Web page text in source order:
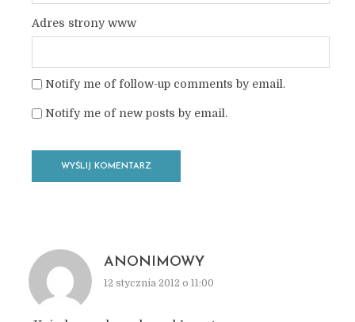
Adres strony www
Notify me of follow-up comments by email.
Notify me of new posts by email.
ANONIMOWY
12 stycznia 2012 o 11:00